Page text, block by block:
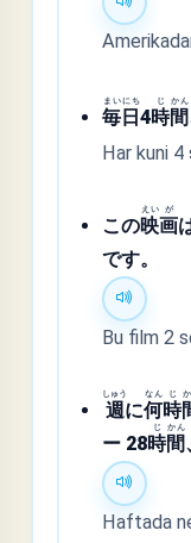
毎
まい
日
にち
4時
じ
間
かん
Har kuni 4
この映
えい
画
が
です。
Bu film 2
週
しゅう
に何
なん
時
じ
ー 28時
じ
間
かん
Haftada